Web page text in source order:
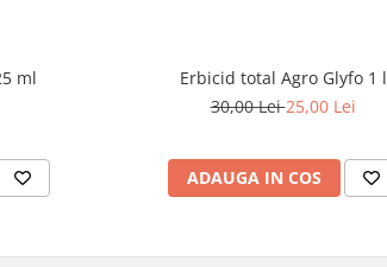
ml
Erbicid total Agro Glyfo 1 l
30,00 Lei25,00 Lei
ADAUGA IN COS